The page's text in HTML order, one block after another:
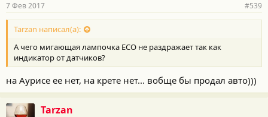
7 Фев 2017 #539
Tarzan написал(а):
А чего мигающая лампочка ECO не раздражает так как
индикатор от датчиков?
на Аурисе ее нет, на крете нет... вобще бы продал авто)))
Tarzan